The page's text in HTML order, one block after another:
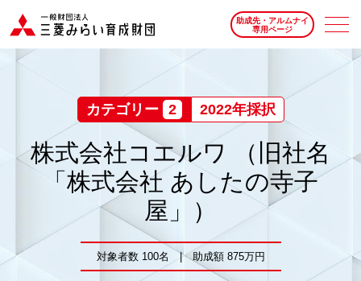
助成先・アルムナイ
専用ページ
カテゴリー 2 2022年採択
株式会社コエルワ （旧社名
「株式会社 あしたの寺子
屋」）
対象者数 100名 | 助成額 875万円